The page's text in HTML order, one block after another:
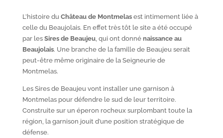
L’histoire duChâteau de Montmelasest intimement liée à
celle du Beaujolais. En effet très tôt le site a été occupé
par les Sires de Beaujeu, qui ont donné naissance au
Beaujolais. Une branche de la famille de Beaujeu serait
peut-être même originaire de la Seigneurie de
Montmelas.
Les Sires de Beaujeu vont installer une garnison à
Montmelas pour défendre le sud de leur territoire.
Construite sur un éperon rocheux surplombant toute la
région, la garnison jouit d’une position stratégique de
défense.